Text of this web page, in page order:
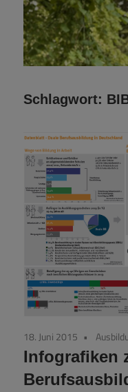
Schlagwort:
18. Juni 2015
Infografiken